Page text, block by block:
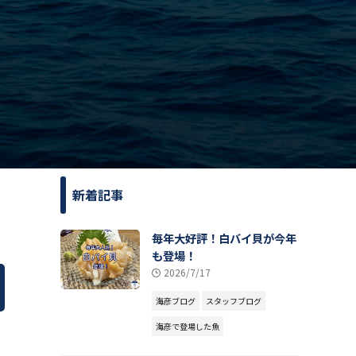
新着記事
毎年大好評！白バイ貝が今年
も登場！
2026/7/17
海彦ブログ スタッフブログ
海彦で登場した魚